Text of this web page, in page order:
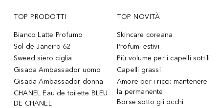
TOP PRODOTTI
Bianco Latte Profumo
Sol de Janeiro 62
Sweed siero ciglia
Gisada Ambassador uomo
Gisada Ambassador donna
CHANEL Eau de toilette BLEU
DE CHANEL
TOP NOVITÀ
Skincare coreana
Profumi estivi
Più volume per i capelli sottili
Capelli grassi
Amore per i ricci: mantenere
la permanente
Borse sotto gli occhi